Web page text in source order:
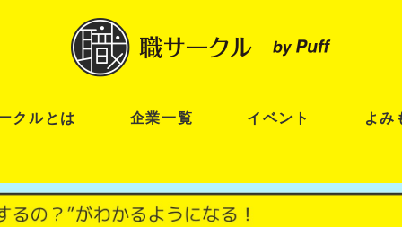
クルとは 企業一覧 イベント よみ